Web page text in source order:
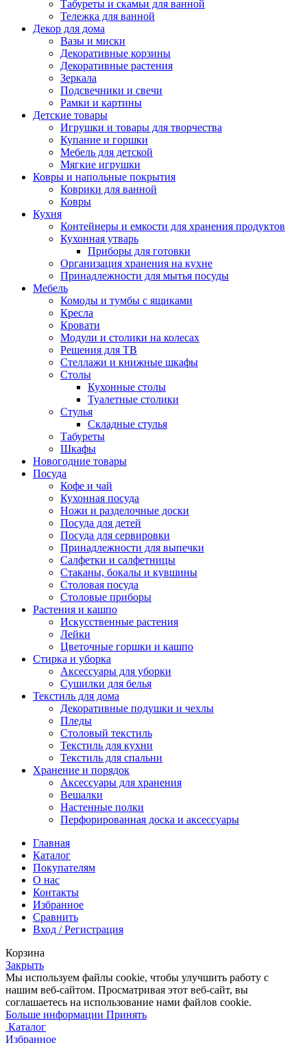
Табуреты и скамьи для ванной
Тележка для ванной
Декор для дома
Вазы и миски
Декоративные корзины
Декоративные растения
Зеркала
Подсвечники и свечи
Рамки и картины
Детские товары
Игрушки и товары для творчества
Купание и горшки
Мебель для детской
Мягкие игрушки
Ковры и напольные покрытия
Коврики для ванной
Ковры
Кухня
Контейнеры и емкости для хранения продуктов
Кухонная утварь
Приборы для готовки
Организация хранения на кухне
Принадлежности для мытья посуды
Мебель
Комоды и тумбы с ящиками
Кресла
Кровати
Модули и столики на колесах
Решения для ТВ
Стеллажи и книжные шкафы
Столы
Кухонные столы
Туалетные столики
Стулья
Складные стулья
Табуреты
Шкафы
Новогодние товары
Посуда
Кофе и чай
Кухонная посуда
Ножи и разделочные доски
Посуда для детей
Посуда для сервировки
Принадлежности для выпечки
Салфетки и салфетницы
Стаканы, бокалы и кувшины
Столовая посуда
Столовые приборы
Растения и кашпо
Искусственные растения
Лейки
Цветочные горшки и кашпо
Стирка и уборка
Аксессуары для уборки
Сушилки для белья
Текстиль для дома
Декоративные подушки и чехлы
Пледы
Столовый текстиль
Текстиль для кухни
Текстиль для спальни
Хранение и порядок
Аксессуары для хранения
Вешалки
Настенные полки
Перфорированная доска и аксессуары
Главная
Каталог
Покупателям
О нас
Контакты
Избранное
Сравнить
Вход / Регистрация
Корзина
Закрыть
Мы используем файлы cookie, чтобы улучшить работу с
нашим веб-сайтом. Просматривая этот веб-сайт, вы
соглашаетесь на использование нами файлов cookie.
Больше информации Больше
Принять
Каталог
Избранное